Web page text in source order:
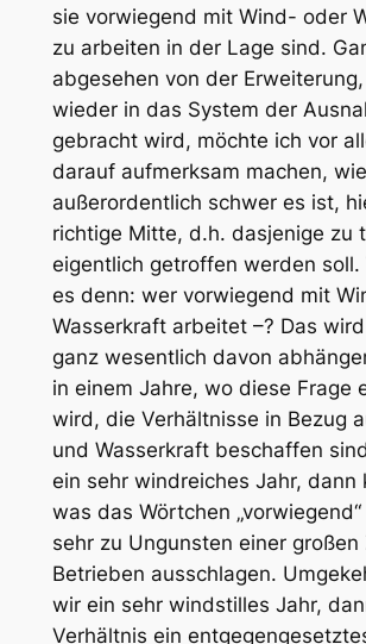
sie vorwiegend mit Wind- oder
zu arbeiten in der Lage sind.
abgesehen von der
wieder in das System der
gebracht wird, möchte ich vor
darauf aufmerksam machen, wie
außerordentlich schwer es ist,
richtige Mitte, d.h. dasjenige zu
eigentlich getroffen werden soll.
es denn: wer vorwiegend mit
Wasserkraft arbeitet –? Das
ganz wesentlich davon
in einem Jahre, wo diese Frage
wird, die Verhältnisse in Bezug
und Wasserkraft beschaffen
ein sehr windreiches Jahr, dann
was das Wörtchen
sehr zu Ungunsten einer großen
Betrieben ausschlagen.
wir ein sehr windstilles Jahr,
Verhältnis ein